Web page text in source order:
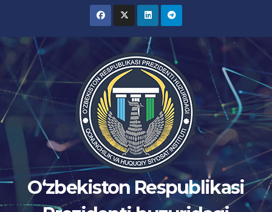
content
Oʻzbekiston Respublikasi